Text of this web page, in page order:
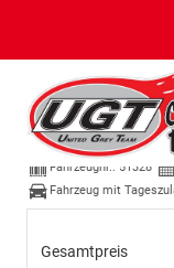
Volkswagen
Fahrzeugnr.: 51328
Fahrzeug mit
Gesamtpreis